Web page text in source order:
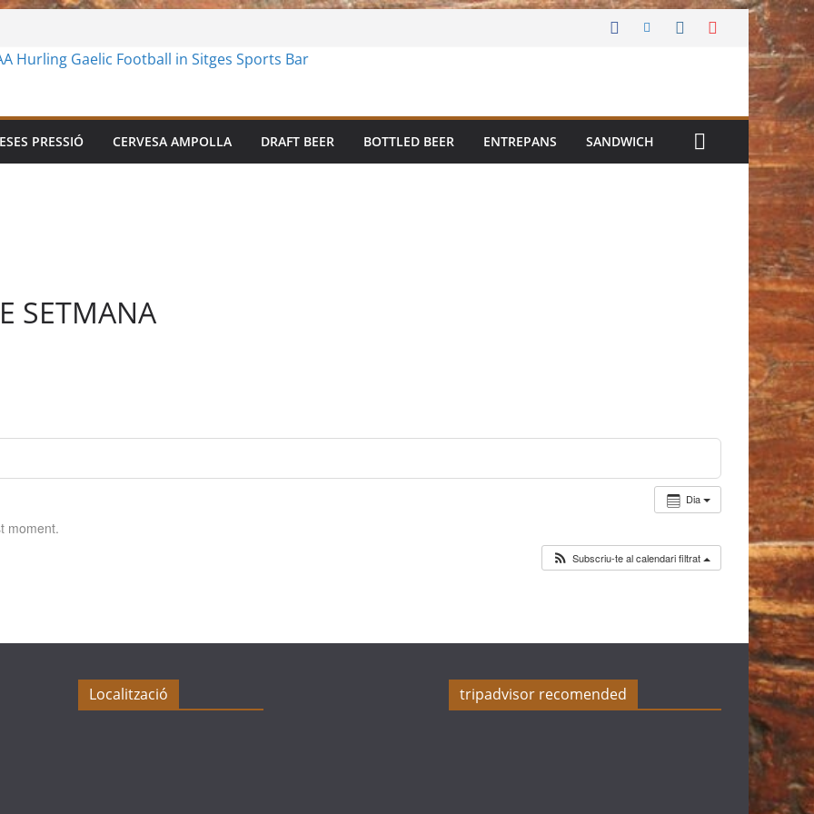
PRESSIÓ CERVESA AMPOLLA DRAFT BEER BOTTLED BEER ENTREPANS SANDWICH
SETMANA
Dia
moment.
Subscriu-te al calendari filtrat
Localització tripadvisor recomended